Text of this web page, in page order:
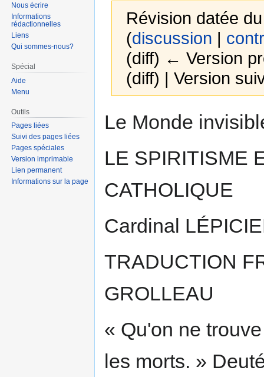
Révision datée
(discussion |
(diff) ← Version
(diff) | Version
navigation
recherche
Le Monde
LE SPIRITISME
CATHOLIQUE
Cardinal
TRADUCTION
GROLLEAU
« Qu'on ne
les morts. »
Nous écrire
Informations
rédactionnelles
Liens
Qui sommes-nous?
Spécial
Aide
Menu
Outils
Pages liées
Suivi des pages liées
Pages spéciales
Version imprimable
Lien permanent
Informations sur la page